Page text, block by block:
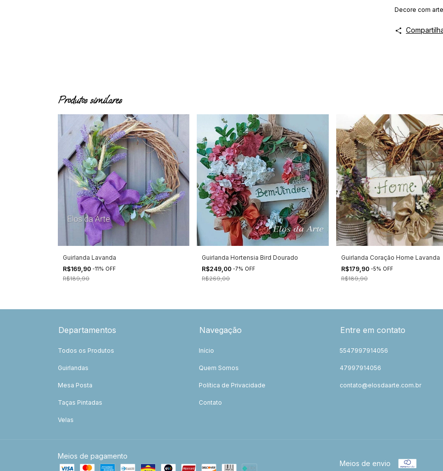
Decore com
Produtos similares
Guirlanda Lavanda
R$169,90 -11 % OFF
R$189,90
Guirlanda Hortensia Bird Dourado
R$249,00-7% OFF
R$269,00
Guirlanda Coração Home Lavanda
R$179,90 -5% OFF
R$189,90
Departamentos
Todos os Produtos
Guirlandas
Mesa Posta
Taças Pintadas
Velas
Navegação
Início
Quem Somos
Política de Privacidade
Contato
Entre em contato
5547997914056
47997914056
contato@elosdaarte.com.br
Meios de pagamento
Meios de envio